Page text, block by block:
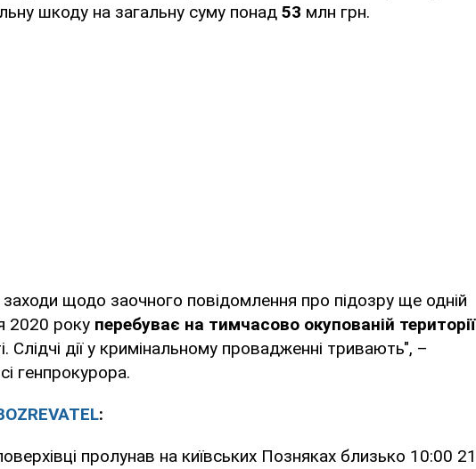
шкоду на загальну суму понад 53 млн грн.
щодо заочного повідомлення про підозру ще одній
2020 року перебуває на тимчасово окупованій території
Слідчі дії у кримінальному провадженні тривають", –
генпрокурора.
:
пролунав на київських Позняках близько 10:00 21